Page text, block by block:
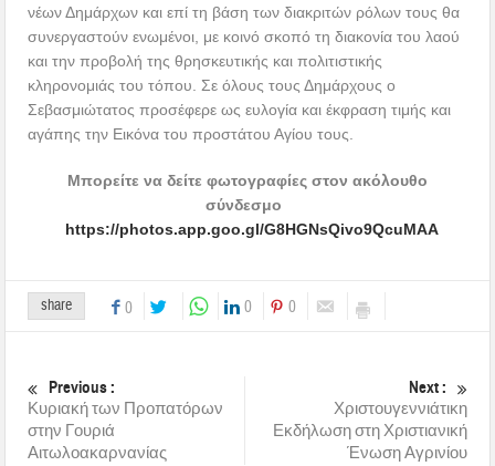
νέων Δημάρχων και επί τη βάση των διακριτών ρόλων τους θα
συνεργαστούν ενωμένοι, με κοινό σκοπό τη διακονία του λαού
και την προβολή της θρησκευτικής και πολιτιστικής
κληρονομιάς του τόπου. Σε όλους τους Δημάρχους ο
Σεβασμιώτατος προσέφερε ως ευλογία και έκφραση τιμής και
αγάπης την Εικόνα του προστάτου Αγίου τους.
Μπορείτε να δείτε φωτογραφίες στον ακόλουθο
σύνδεσμο
https://photos.app.goo.gl/G8HGNsQivo9QcuMAA
share 0 0 0
Previous :
Κυριακή των Προπατόρων
στην Γουριά
Αιτωλοακαρνανίας
Next :
Χριστουγεννιάτικη
Εκδήλωση στη Χριστιανική
Ένωση Αγρινίου